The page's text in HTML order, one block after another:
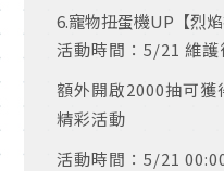
6.寵物扭蛋機UP【烈
活動時間：5/21 維
額外開啟2000抽可
精彩活動
活動時間：5/21